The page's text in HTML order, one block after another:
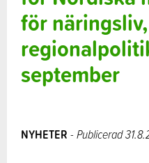
för
september
NYHETER - Publicerad